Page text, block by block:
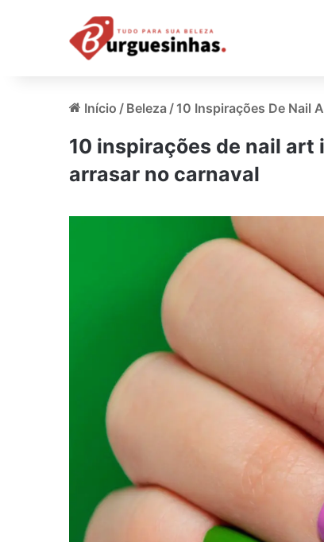
Início / Beleza / 10 Inspirações De Nail
10 inspirações de nail
arrasar no carnaval